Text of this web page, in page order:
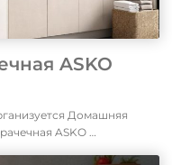
ASKO
Домашняя
ASKO …